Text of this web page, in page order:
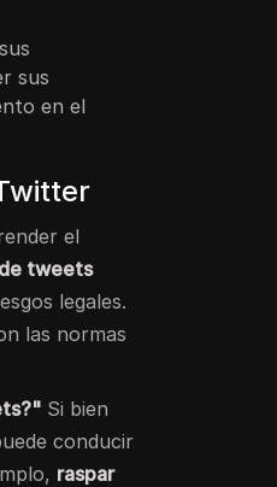
sus
en el
el
tweets
legales.
las normas
Si bien
conducir
raspar